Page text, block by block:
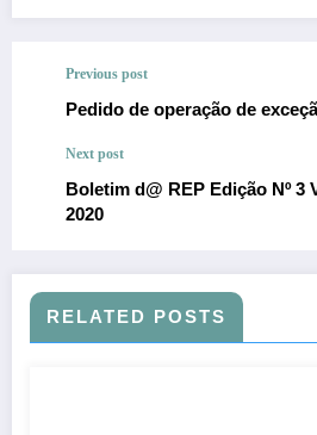
Previous post
Pedido de operação de
Next post
Boletim d@ REP Edição Nº 3
2020
RELATED POSTS